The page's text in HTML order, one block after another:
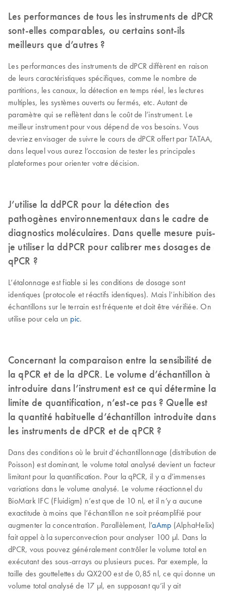
Les performances de tous les instruments de dPCR
sont-elles comparables, ou certains sont-ils
meilleurs que d’autres ?
Les performances des instruments de dPCR diffèrent en raison
de leurs caractéristiques spécifiques, comme le nombre de
partitions, les canaux, la détection en temps réel, les lectures
multiples, les systèmes ouverts ou fermés, etc. Autant de
paramètre qui se reflètent dans le coût de l’instrument. Le
meilleur instrument pour vous dépend de vos besoins. Vous
devriez envisager de suivre le cours de dPCR offert par TATAA,
dans lequel vous aurez l’occasion de tester les principales
plateformes pour orienter votre décision.
J’utilise la ddPCR pour la détection des
pathogènes environnementaux dans le cadre de
diagnostics moléculaires. Dans quelle mesure puis-
je utiliser la ddPCR pour calibrer mes dosages de
qPCR ?
L’étalonnage est fiable si les conditions de dosage sont
identiques (protocole et réactifs identiques). Mais l’inhibition des
échantillons sur le terrain est fréquente et doit être vérifiée. On
utilise pour cela un pic.
Concernant la comparaison entre la sensibilité de
la qPCR et de la dPCR. Le volume d’échantillon à
introduire dans l’instrument est ce qui détermine la
limite de quantification, n’est-ce pas ? Quelle est
la quantité habituelle d’échantillon introduite dans
les instruments de dPCR et de qPCR ?
Dans des conditions où le bruit d’échantillonnage (distribution de
Poisson) est dominant, le volume total analysé devient un facteur
limitant pour la quantification. Pour la qPCR, il y a d’immenses
variations dans le volume analysé. Le volume réactionnel du
BioMark IFC (Fluidigm) n’est que de 10 nl, et il n’y a aucune
exactitude à moins que l’échantillon ne soit préamplifié pour
augmenter la concentration. Parallèlement, l’aAmp (AlphaHelix)
fait appel à la superconvection pour analyser 100 µl. Dans la
dPCR, vous pouvez généralement contrôler le volume total en
exécutant des sous-arrays ou plusieurs puces. Par exemple, la
taille des gouttelettes du QX200 est de 0,85 nl, ce qui donne un
volume total analysé de 17 µl, en supposant qu’il y ait